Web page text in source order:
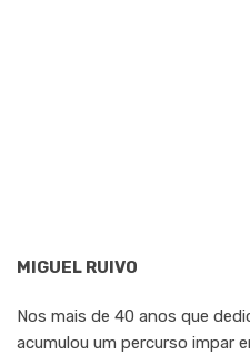
MIGUEL RUIVO
Nos mais de 40 anos que
acumulou um percurso impar